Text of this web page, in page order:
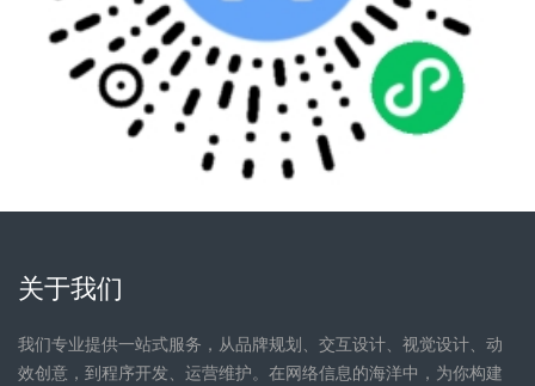
关于我们
我们专业提供一站式服务，从品牌规划、交互设计、视觉设计、动
效创意，到程序开发、运营维护。在网络信息的海洋中，为你构建